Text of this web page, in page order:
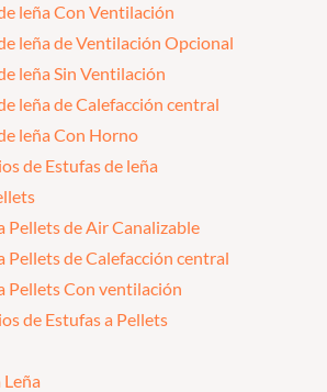
leña Con Ventilación
leña de Ventilación Opcional
leña Sin Ventilación
leña de Calefacción central
leña Con Horno
de Estufas de leña
Pellets de Air Canalizable
Pellets de Calefacción central
Pellets Con ventilación
de Estufas a Pellets
Leña